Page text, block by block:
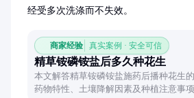
经受多次洗涤而不失效。
商家经验 真实案例 · 安全可信
精草铵磷铵盐后多久种花生
本文解答精草铵磷铵盐施药后播种花生
药物特性、土壤降解因素及种植注意事